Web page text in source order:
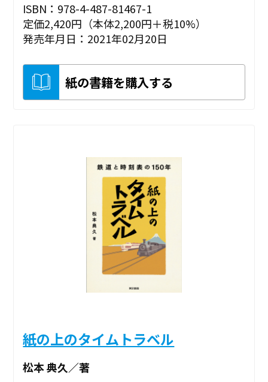
ISBN：978-4-487-81467-1
定価2,420円（本体2,200円＋税10%）
発売年月日：2021年02月20日
紙の書籍を購入する
紙の上のタイムトラベル
松本 典久／著